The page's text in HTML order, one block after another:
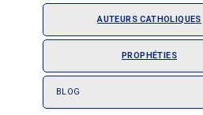
AUTEURS CATHOLIQUES
PROPHÉTIES
BLOG